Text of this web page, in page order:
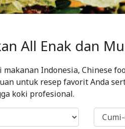
All Enak dan
Indonesia, Chinese
untuk resep favorit Anda
koki profesional.